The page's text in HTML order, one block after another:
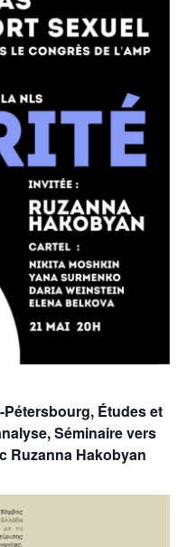
Études et
Séminaire vers
Ruzanna Hakobyan